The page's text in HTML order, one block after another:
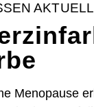
AKTUELL
Menopause